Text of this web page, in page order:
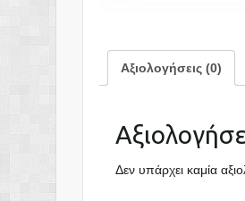
Αξιολογήσεις (0)
Δεν υπάρχει καμία